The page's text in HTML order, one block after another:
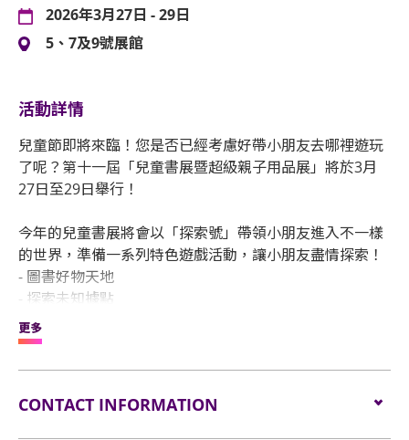
2026年3月27日 - 29日
5、7及9號展館
活動詳情
兒童節即將來臨！您是否已經考慮好帶小朋友去哪裡遊玩
了呢？第十一屆「兒童書展暨超級親子用品展」將於3月
27日至29日舉行！
今年的兒童書展將會以「探索號」帶領小朋友進入不一樣
的世界，準備一系列特色遊戲活動，讓小朋友盡情探索！
- 圖書好物天地
- 探索未知據點
- 兒童華爾街
- 充氣彈床
- 兒童羅浮宮
更多
CONTACT INFORMATION